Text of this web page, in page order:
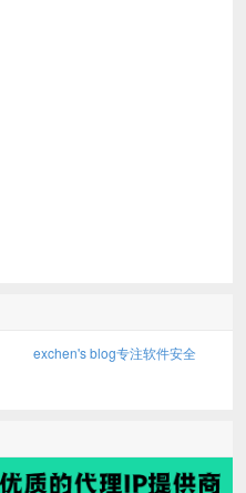
exchen's blog专注软件安全